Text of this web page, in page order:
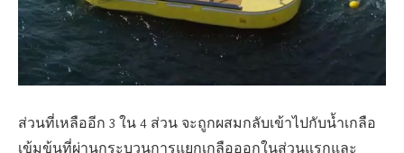
ส่วนที่เหลืออีก 3 ใน 4 ส่วน จะถูกผสมกลับเข้าไปกับน้ำเกลือ